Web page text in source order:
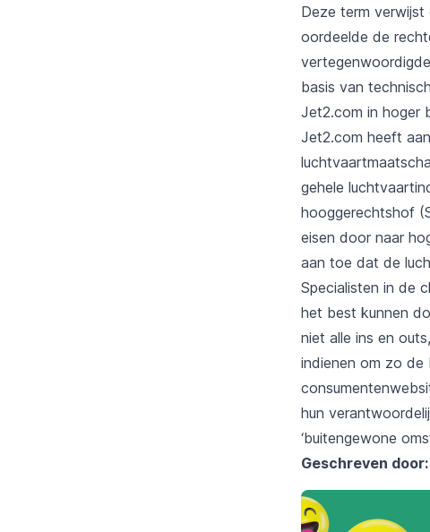
Deze term
oordeelde de
basis van
Jet2.com in hoger
Jet2.com heeft
gehele
hooggerechtshof
eisen door naar
aan toe dat de
Specialisten in de
het best kunnen
niet alle ins en
indienen om zo de
hun
‘buitengewone
Geschreven